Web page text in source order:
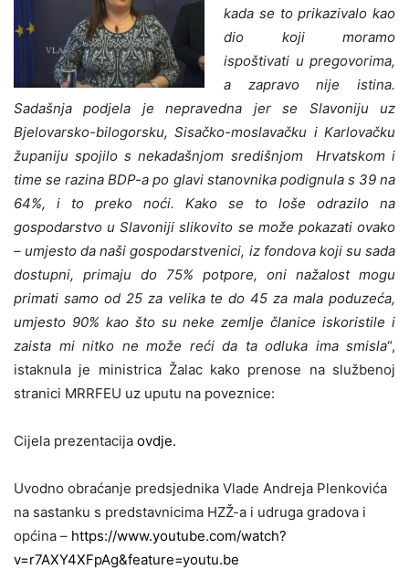
kada se to prikazivalo kao
dio koji moramo
ispoštivati u pregovorima,
a zapravo nije istina.
Sadašnja podjela je nepravedna jer se Slavoniju uz
Bjelovarsko-bilogorsku, Sisačko-moslavačku i Karlovačku
županiju spojilo s nekadašnjom središnjom Hrvatskom i
time se razina BDP-a po glavi stanovnika podignula s 39 na
64%, i to preko noći. Kako se to loše odrazilo na
gospodarstvo u Slavoniji slikovito se može pokazati ovako
– umjesto da naši gospodarstvenici, iz fondova koji su sada
dostupni, primaju do 75% potpore, oni nažalost mogu
primati samo od 25 za velika te do 45 za mala poduzeća,
umjesto 90% kao što su neke zemlje članice iskoristile i
zaista mi nitko ne može reći da ta odluka ima smisla“,
istaknula je ministrica Žalac kako prenose na službenoj
stranici MRRFEU uz uputu na poveznice:
Cijela prezentacija ovdje.
Uvodno obraćanje predsjednika Vlade Andreja Plenkovića
na sastanku s predstavnicima HZŽ-a i udruga gradova i
općina – https://www.youtube.com/watch?
v=r7AXY4XFpAg&feature=youtu.be